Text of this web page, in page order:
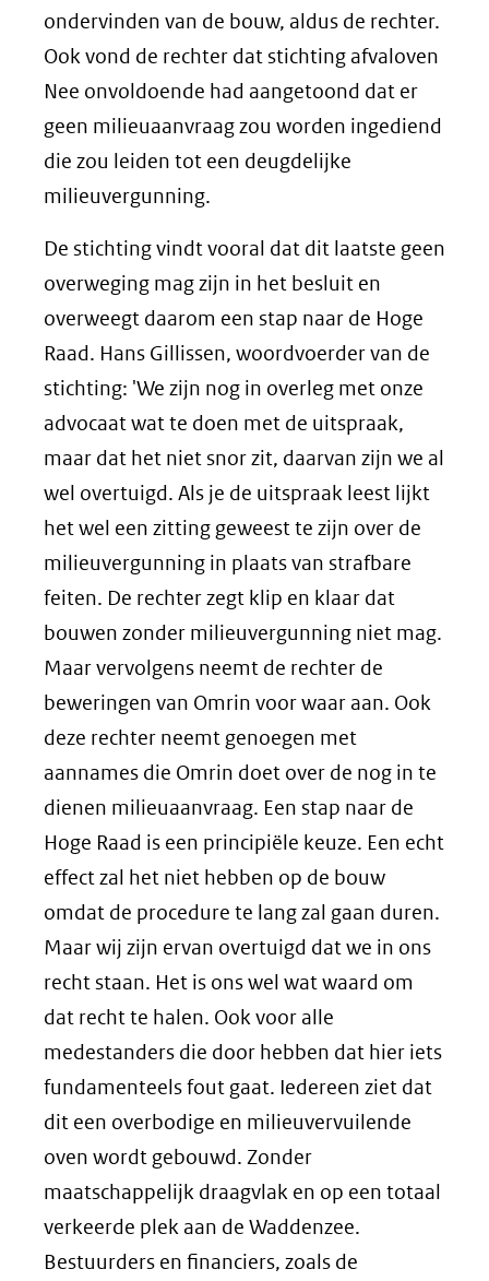
ondervinden van de bouw, aldus de rechter.
Ook vond de rechter dat stichting afvaloven
Nee onvoldoende had aangetoond dat er
geen milieuaanvraag zou worden ingediend
die zou leiden tot een deugdelijke
milieuvergunning.
De stichting vindt vooral dat dit laatste geen
overweging mag zijn in het besluit en
overweegt daarom een stap naar de Hoge
Raad. Hans Gillissen, woordvoerder van de
stichting: 'We zijn nog in overleg met onze
advocaat wat te doen met de uitspraak,
maar dat het niet snor zit, daarvan zijn we al
wel overtuigd. Als je de uitspraak leest lijkt
het wel een zitting geweest te zijn over de
milieuvergunning in plaats van strafbare
feiten. De rechter zegt klip en klaar dat
bouwen zonder milieuvergunning niet mag.
Maar vervolgens neemt de rechter de
beweringen van Omrin voor waar aan. Ook
deze rechter neemt genoegen met
aannames die Omrin doet over de nog in te
dienen milieuaanvraag. Een stap naar de
Hoge Raad is een principiële keuze. Een echt
effect zal het niet hebben op de bouw
omdat de procedure te lang zal gaan duren.
Maar wij zijn ervan overtuigd dat we in ons
recht staan. Het is ons wel wat waard om
dat recht te halen. Ook voor alle
medestanders die door hebben dat hier iets
fundamenteels fout gaat. Iedereen ziet dat
dit een overbodige en milieuvervuilende
oven wordt gebouwd. Zonder
maatschappelijk draagvlak en op een totaal
verkeerde plek aan de Waddenzee.
Bestuurders en financiers, zoals de